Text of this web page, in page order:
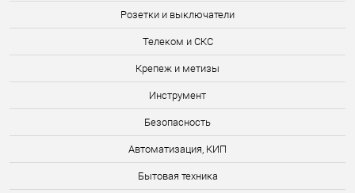
Розетки и выключатели
Телеком и СКС
Крепеж и метизы
Инструмент
Безопасность
Автоматизация, КИП
Бытовая техника